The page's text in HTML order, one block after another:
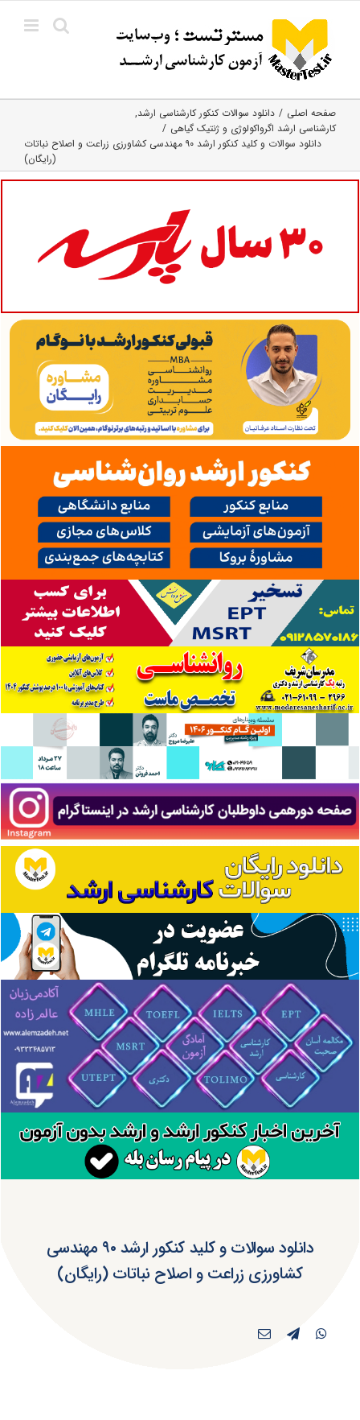
content
صفحه اصلی
دانلود سوالات کنکور کارشناسی ارشد
کارشناسی ارشد اگرواکولوژی و ژنتیک گیاهی
دانلود سوالات و کلید کنکور ارشد ۹۰ مهندسی کشاورزی زراعت و اصلاح نباتات
(رایگان)
دانلود سوالات و کلید کنکور ارشد ۹۰ مهندسی
کشاورزی زراعت و اصلاح نباتات (رایگان)